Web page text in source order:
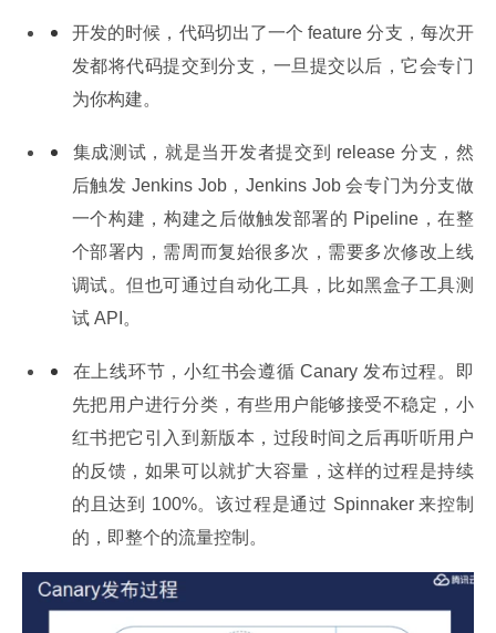
开发的时候，代码切出了一个 feature 分支，每次开
发都将代码提交到分支，一旦提交以后，它会专门
为你构建。
集成测试，就是当开发者提交到 release 分支，然
后触发 Jenkins Job，Jenkins Job 会专门为分支做
一个构建，构建之后做触发部署的 Pipeline，在整
个部署内，需周而复始很多次，需要多次修改上线
调试。但也可通过自动化工具，比如黑盒子工具测
试 API。
在上线环节，小红书会遵循 Canary 发布过程。即
先把用户进行分类，有些用户能够接受不稳定，小
红书把它引入到新版本，过段时间之后再听听用户
的反馈，如果可以就扩大容量，这样的过程是持续
的且达到 100%。该过程是通过 Spinnaker 来控制
的，即整个的流量控制。